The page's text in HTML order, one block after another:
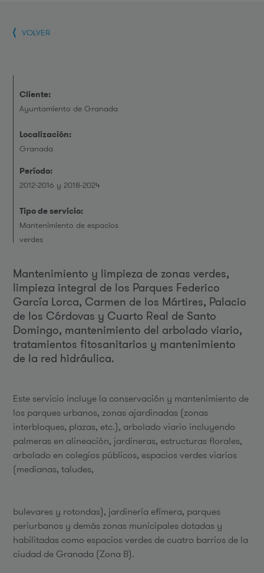
VOLVER
Cliente:
Ayuntamiento de Granada
Localización:
Granada
Período:
2012-2016 y 2018-2024
Tipo de servicio:
Mantenimiento de espacios
verdes
Mantenimiento y limpieza de zonas verdes,
limpieza integral de los Parques Federico
García Lorca, Carmen de los Mártires, Palacio
de los Córdovas y Cuarto Real de Santo
Domingo, mantenimiento del arbolado viario,
tratamientos fitosanitarios y mantenimiento
de la red hidráulica.
Este servicio incluye la conservación y mantenimiento de
los parques urbanos, zonas ajardinadas (zonas
interbloques, plazas, etc.), arbolado viario incluyendo
palmeras en alineación, jardineras, estructuras florales,
arbolado en colegios públicos, espacios verdes viarios
(medianas, taludes,
bulevares y rotondas), jardinería efímera, parques
periurbanos y demás zonas municipales dotadas y
habilitadas como espacios verdes de cuatro barrios de la
ciudad de Granada (Zona B).